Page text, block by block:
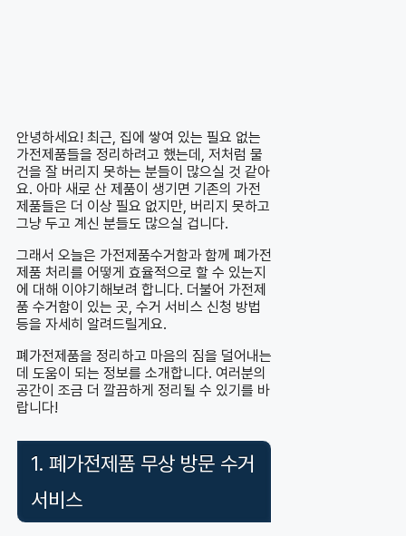
안녕하세요! 최근, 집에 쌓여 있는 필요 없는
가전제품들을 정리하려고 했는데, 저처럼 물
건을 잘 버리지 못하는 분들이 많으실 것 같아
요. 아마 새로 산 제품이 생기면 기존의 가전
제품들은 더 이상 필요 없지만, 버리지 못하고
그냥 두고 계신 분들도 많으실 겁니다.
그래서 오늘은 가전제품수거함과 함께 폐가전
제품 처리를 어떻게 효율적으로 할 수 있는지
에 대해 이야기해보려 합니다. 더불어 가전제
품 수거함이 있는 곳, 수거 서비스 신청 방법
등을 자세히 알려드릴게요.
폐가전제품을 정리하고 마음의 짐을 덜어내는
데 도움이 되는 정보를 소개합니다. 여러분의
공간이 조금 더 깔끔하게 정리될 수 있기를 바
랍니다!
1. 폐가전제품 무상 방문 수거
서비스